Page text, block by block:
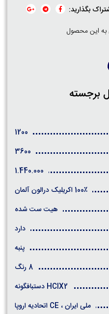
بگذارید:
به این محصول
1200
3600
1.440.000
100٪ اکریلیک درالون آلمان
هیت ست شده
دارد
پنبه
8 رنگ
HCIX2 دستبافگونه
ملی ایران ، CE اتحادیه اروپا